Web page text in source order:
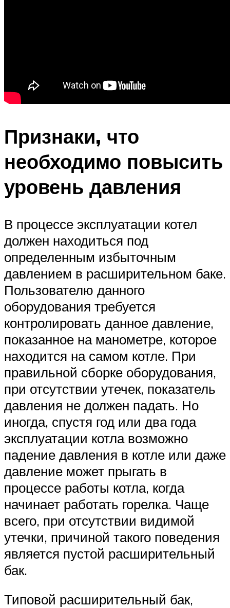
Признаки, что
необходимо повысить
уровень давления
В процессе эксплуатации котел
должен находиться под
определенным избыточным
давлением в расширительном баке.
Пользователю данного
оборудования требуется
контролировать данное давление,
показанное на манометре, которое
находится на самом котле. При
правильной сборке оборудования,
при отсутствии утечек, показатель
давления не должен падать. Но
иногда, спустя год или два года
эксплуатации котла возможно
падение давления в котле или даже
давление может прыгать в
процессе работы котла, когда
начинает работать горелка. Чаще
всего, при отсутствии видимой
утечки, причиной такого поведения
является пустой расширительный
бак.
Типовой расширительный бак,